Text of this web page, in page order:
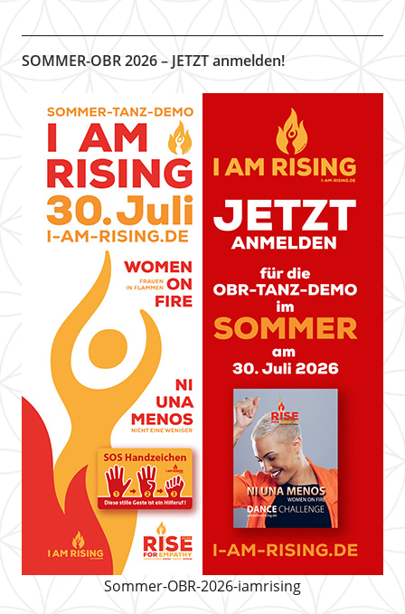
SOMMER-OBR 2026 – JETZT anmelden!
Sommer-OBR-2026-iamrising